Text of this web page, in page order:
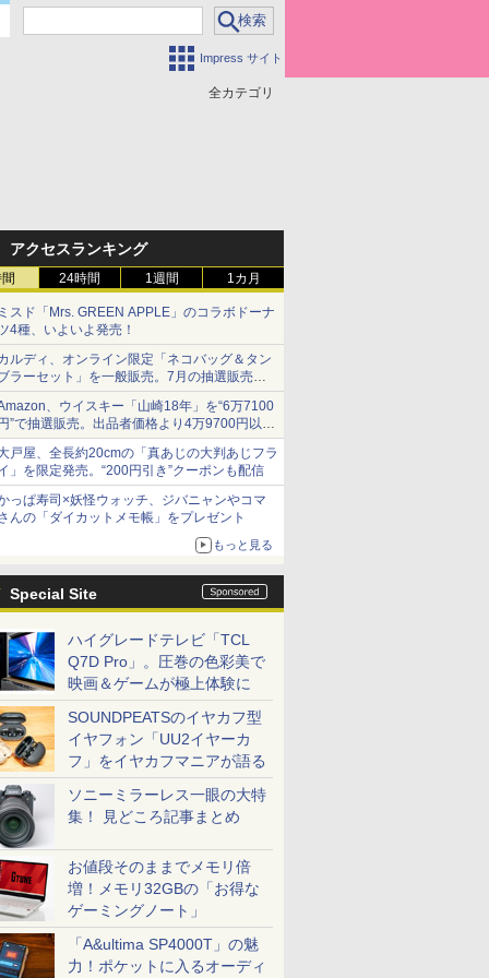
Impress サイト
全カテゴリ
アクセスランキング
24時間 1週間 1カ月
スド「Mrs. GREEN APPLE」のコラボドーナ
4種、いよいよ発売！
ルディ、オンライン限定「ネコバッグ＆タン
ラーセット」を一般販売。7月の抽選販売の
選無効分
、ウイスキー「山崎18年」を“6万7100
”で抽選販売。出品者価格より4万9700円以上
得
戸屋、全長約20cmの「真あじの大判あじフラ
」を限定発売。“200円引き”クーポンも配信
っぱ寿司×妖怪ウォッチ、ジバニャンやコマ
んの「ダイカットメモ帳」をプレゼント
もっと見る
Special Site
ハイグレードテレビ「TCL
Q7D Pro」。圧巻の色彩美で
映画＆ゲームが極上体験に
SOUNDPEATSのイヤカフ型
イヤフォン「UU2イヤーカ
フ」をイヤカフマニアが語る
ソニーミラーレス一眼の大特
集！ 見どころ記事まとめ
お値段そのままでメモリ倍
増！メモリ32GBの「お得な
ゲーミングノート」
「A&ultima SP4000T」の魅
力！ポケットに入るオーディ